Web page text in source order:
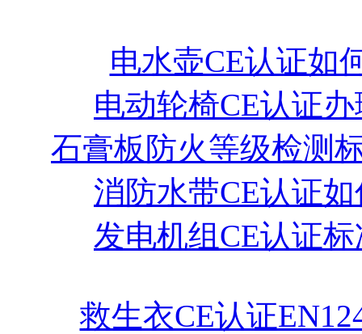
电水壶CE认证如
电动轮椅CE认证
石膏板防火等级检测
消防水带CE认证
发电机组CE认证
救生衣CE认证